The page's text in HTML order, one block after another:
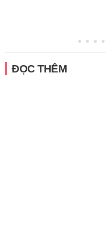
ĐỌC THÊM